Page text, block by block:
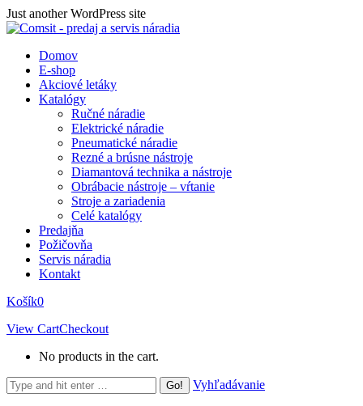
Skip
to
Just another WordPress site
Domov
E-shop
Akciové letáky
Katalógy
Ručné náradie
Elektrické náradie
Pneumatické náradie
Rezné a brúsne nástroje
Diamantová technika a nástroje
Obrábacie nástroje – vŕtanie
Stroje a zariadenia
Celé katalógy
Predajňa
Požičovňa
Servis náradia
Kontakt
Košík0
View CartCheckout
No products in the cart.
Search:
Vyhľadávanie